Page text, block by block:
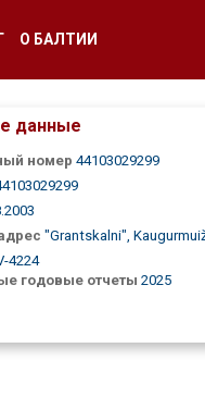
О БАЛТИИ
данные
номер 44103029299
"Grantskalni",
4224
годовые отчеты 2025